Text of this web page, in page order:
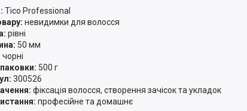
Tico Professional
невидимки для волосся
рівні
50 мм
чорні
500 г
300526
фіксація волосся, створення зачісок та укладок
професійне та домашнє